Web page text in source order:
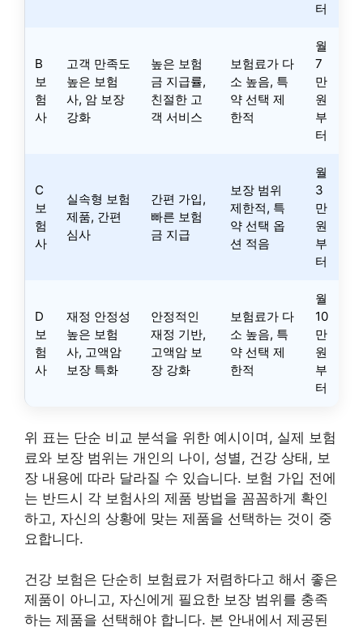
터
B
보
험
사
고객 만족도
높은 보험
사, 암 보장
강화
높은 보험
금 지급률,
친절한 고
객 서비스
보험료가 다
소 높음, 특
약 선택 제
한적
월
7
만
원
부
터
C
보
험
사
실속형 보험
제품, 간편
심사
간편 가입,
빠른 보험
금 지급
보장 범위
제한적, 특
약 선택 옵
션 적음
월
3
만
원
부
터
D
보
험
사
재정 안정성
높은 보험
사, 고액암
보장 특화
안정적인
재정 기반,
고액암 보
장 강화
보험료가 다
소 높음, 특
약 선택 제
한적
월
10
만
원
부
터
위 표는 단순 비교 분석을 위한 예시이며, 실제 보험
료와 보장 범위는 개인의 나이, 성별, 건강 상태, 보
장 내용에 따라 달라질 수 있습니다. 보험 가입 전에
는 반드시 각 보험사의 제품 방법을 꼼꼼하게 확인
하고, 자신의 상황에 맞는 제품을 선택하는 것이 중
요합니다.
건강 보험은 단순히 보험료가 저렴하다고 해서 좋은
제품이 아니고, 자신에게 필요한 보장 범위를 충족
하는 제품을 선택해야 합니다. 본 안내에서 제공된